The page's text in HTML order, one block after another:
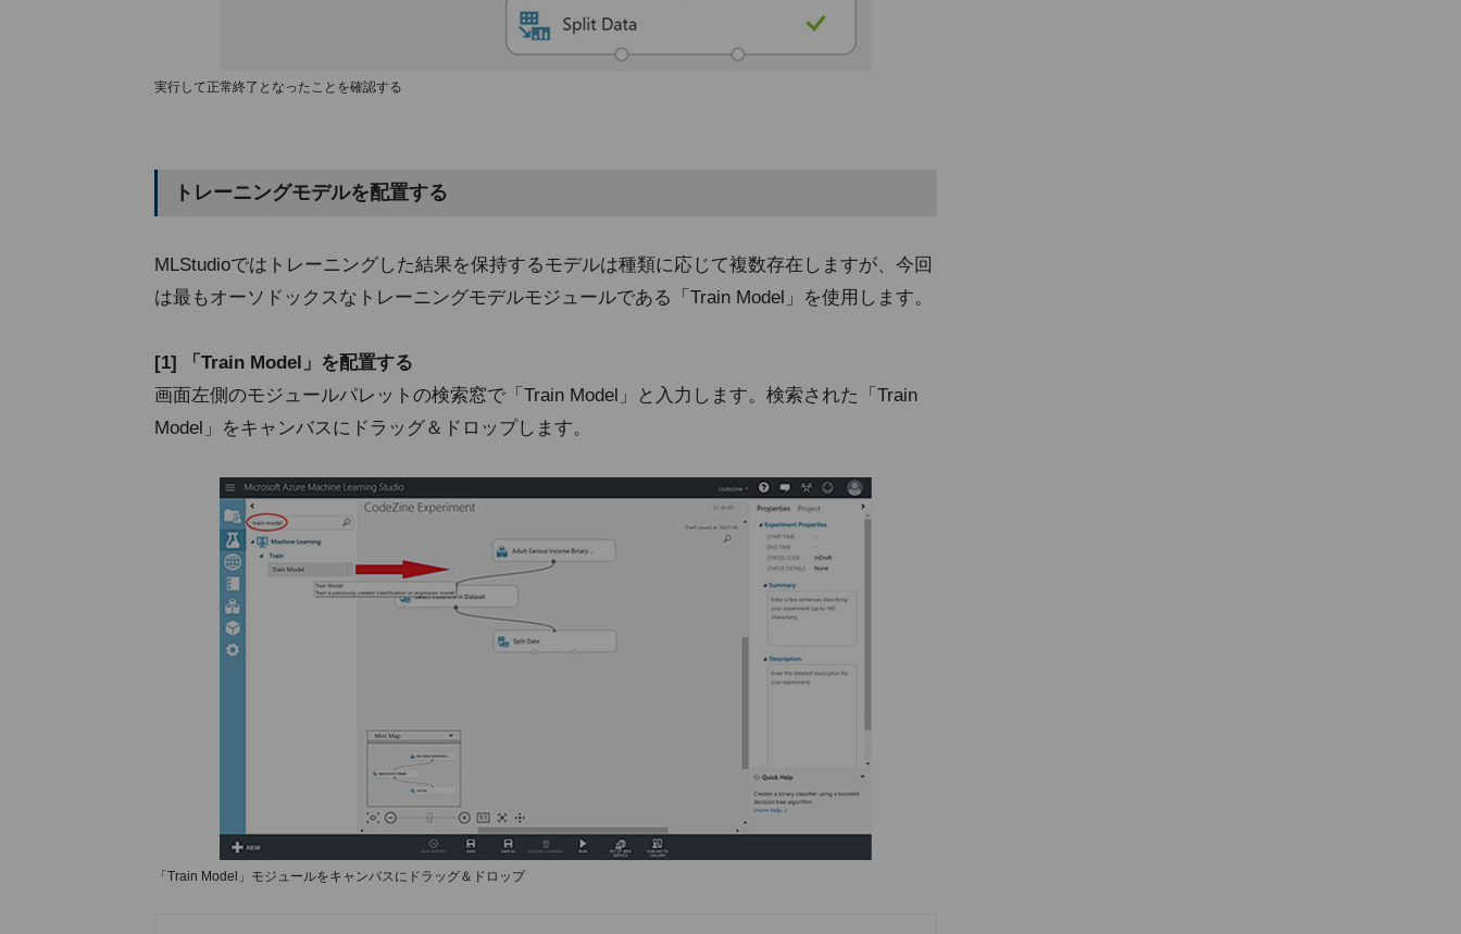
実行して正常終了となったことを確認する
トレーニングモデルを配置する
MLStudioではトレーニングした結果を保持するモデルは種類に応じて複数存在しますが、今回
は最もオーソドックスなトレーニングモデルモジュールである「Train Model」を使用します。
[1] 「Train Model」を配置する
画面左側のモジュールパレットの検索窓で「Train Model」と入力します。検索された「Train
Model」をキャンバスにドラッグ＆ドロップします。
「Train Model」モジュールをキャンバスにドラッグ＆ドロップ